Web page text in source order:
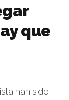
que
han sido